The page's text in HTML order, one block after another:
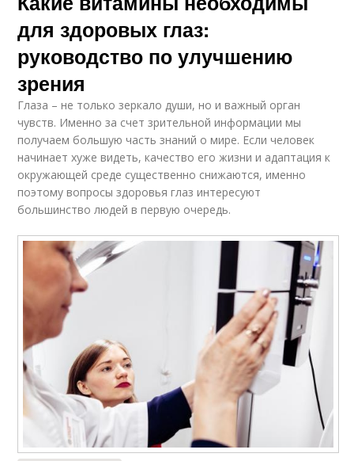
для здоровых глаз:
руководство по улучшению
зрения
Глаза – не только зеркало души, но и важный орган
чувств. Именно за счет зрительной информации мы
получаем большую часть знаний о мире. Если человек
начинает хуже видеть, качество его жизни и адаптация к
окружающей среде существенно снижаются, именно
поэтому вопросы здоровья глаз интересуют
большинство людей в первую очередь.